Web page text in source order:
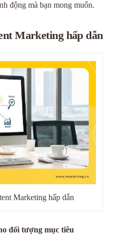
động mà bạn mong muốn.
Marketing hấp dẫn
Marketing hấp dẫn
đối tượng mục tiêu